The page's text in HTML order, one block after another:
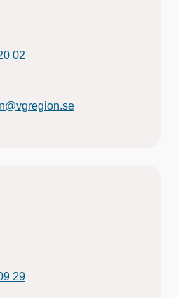
02
29